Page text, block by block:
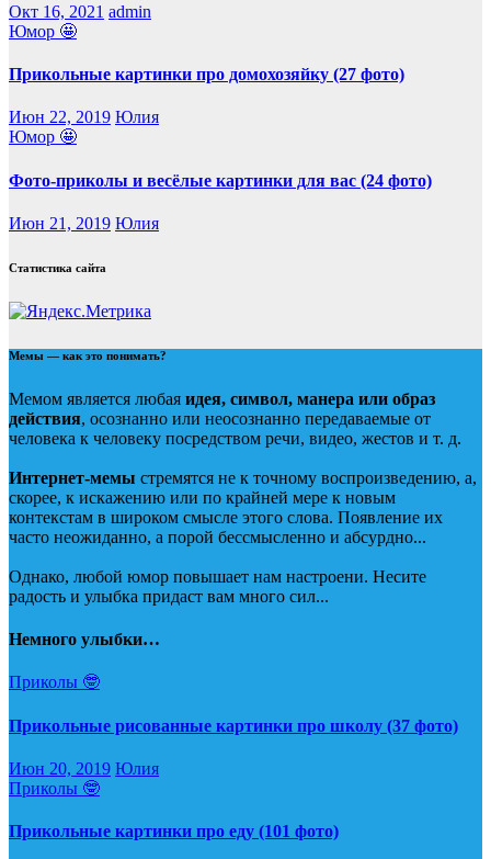
Окт 16, 2021 admin
Юмор 🤩
Прикольные картинки про домохозяйку (27 фото)
Июн 22, 2019 Юлия
Юмор 🤩
Фото-приколы и весёлые картинки для вас (24 фото)
Июн 21, 2019 Юлия
Статистика сайта
Мемы — как это понимать?
Мемом является любая идея, символ, манера или образ
действия, осознанно или неосознанно передаваемые от
человека к человеку посредством речи, видео, жестов и т. д.
Интернет-мемы стремятся не к точному воспроизведению, а,
скорее, к искажению или по крайней мере к новым
контекстам в широком смысле этого слова. Появление их
часто неожиданно, а порой бессмысленно и абсурдно...
Однако, любой юмор повышает нам настроени. Несите
радость и улыбка придаст вам много сил...
Немного улыбки…
Приколы 🤓
Прикольные рисованные картинки про школу (37 фото)
Июн 20, 2019 Юлия
Приколы 🤓
Прикольные картинки про еду (101 фото)